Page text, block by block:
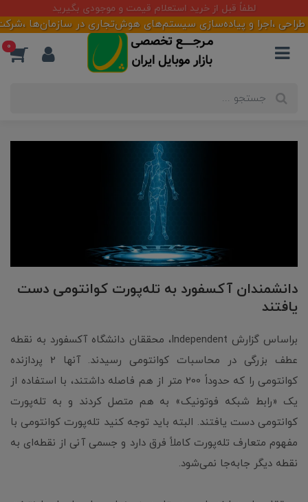
آماده همکاری با تأمین کنندگان و فعالان بازار
و پیاده‌سازی سیستم‌های هوش‌تجاری در سازمان‌ها ،شرکت‌ها و
0
دانشمندان آکسفورد به تله‌پورت کوانتومی دست
یافتند
براساس گزارش Independent، محققان دانشگاه آکسفورد به نقطه
عطف بزرگی در محاسبات کوانتومی رسیدند. آنها 2 پردازنده
کوانتومی را که حدوداً 200 متر از هم فاصله داشتند، با استفاده از
یک «رابط شبکه فوتونیک» به هم متصل کردند و به تله‌پورت
کوانتومی دست یافتند. البته باید توجه کنید تله‌پورت کوانتومی با
مفهوم متعارف تله‌پورت کاملاً فرق دارد و جسمی آنی از نقطه‌ای به
نقطه دیگر جابه‌جا نمی‌شود.